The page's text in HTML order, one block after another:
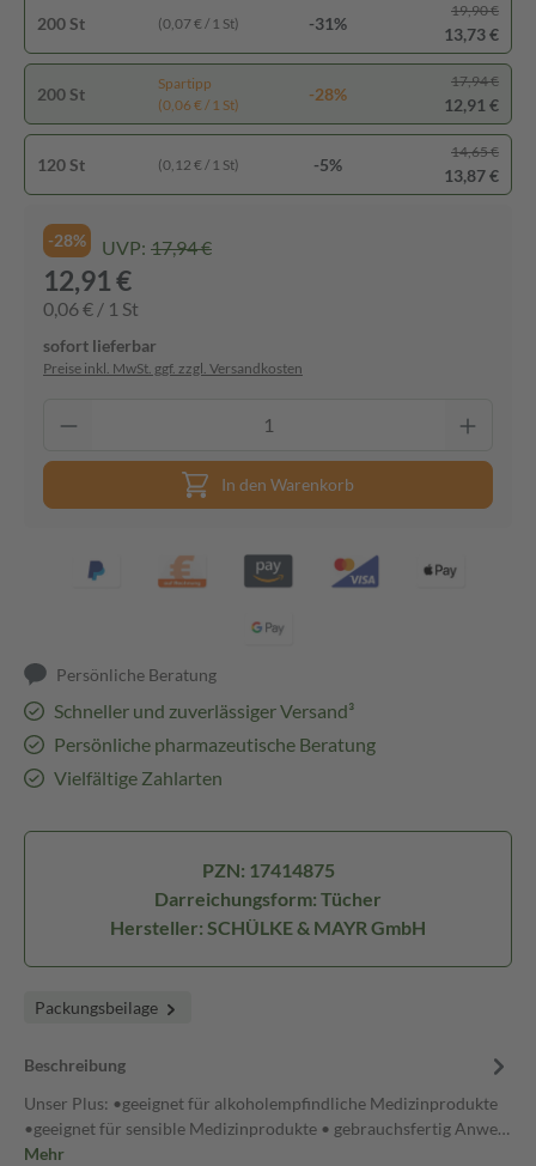
200 St (0,07 € / 1 St) -31%
19,90 €
13,73 €
200 St
Spartipp
(0,06 € / 1 St)
-28%
17,94 €
12,91 €
120 St (0,12 € / 1 St) -5%
14,65 €
13,87 €
-28% UVP: 17,94 €
12,91 €
0,06 € / 1 St
sofort lieferbar
Preise inkl. MwSt. ggf. zzgl. Versandkosten
In den Warenkorb
Persönliche Beratung
Schneller und zuverlässiger Versand³
Persönliche pharmazeutische Beratung
Vielfältige Zahlarten
PZN: 17414875
Darreichungsform: Tücher
Hersteller: SCHÜLKE & MAYR GmbH
Packungsbeilage
Beschreibung
Unser Plus: •geeignet für alkoholempfindliche Medizinprodukte
•geeignet für sensible Medizinprodukte • gebrauchsfertig Anwe…
Mehr